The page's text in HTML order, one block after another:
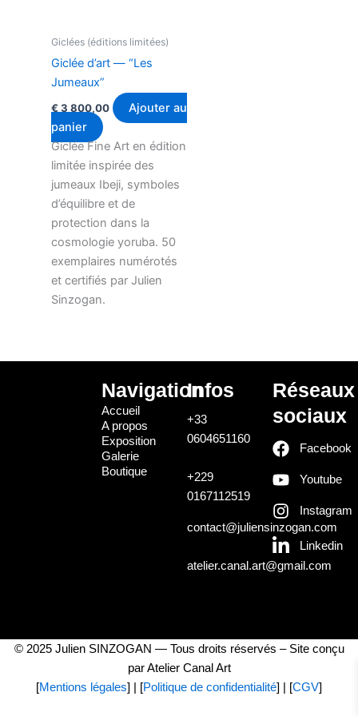
Giclées (éditions limitées)
Giclée d’art — “Les
Jumeaux”
€ 3 800,00
Ajouter au
panier
Giclée Fine Art en édition
limitée inspirée des
jumeaux Ibeji, symboles
d’équilibre et de
protection dans la
cosmologie yoruba. 50
exemplaires numérotés
et certifiés par Julien
Sinzogan.
Navigation
Accueil
A propos
Exposition
Galerie
Boutique
Infos
+33
0604651160
+229
0167112519
contact@juliensinzogan.com
atelier.canal.art@gmail.com
Réseaux
sociaux
Facebook
Youtube
Instagram
Linkedin
© 2025 Julien SINZOGAN — Tous droits réservés – Site conçu
par Atelier Canal Art
[Mentions légales] | [Politique de confidentialité] | [CGV]